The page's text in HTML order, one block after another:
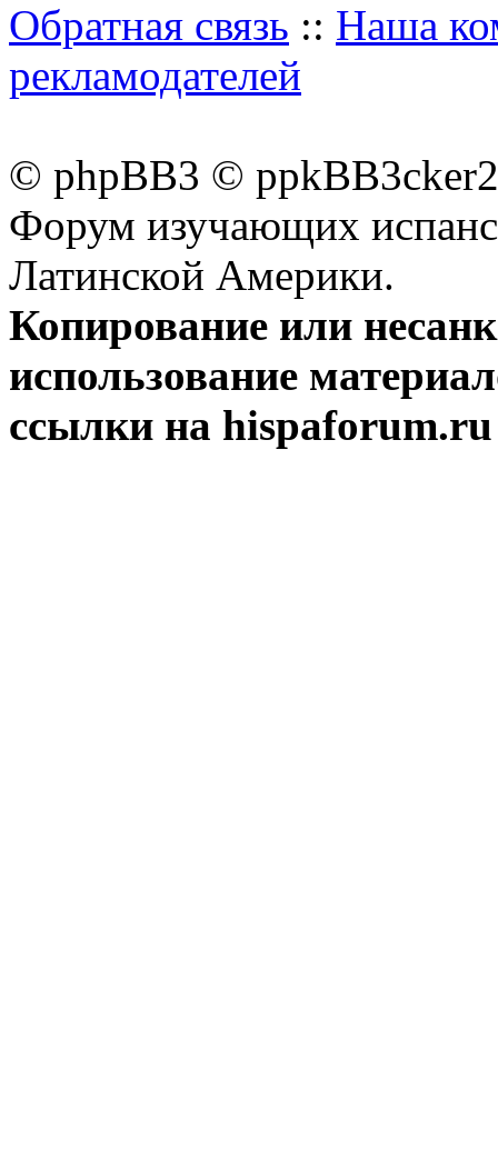
Обратная связь :: Наша
рекламодателей
© phpBB3 ©
Форум изучающих
Латинской Америки.
Копирование или
использование
ссылки на hispaforum.ru